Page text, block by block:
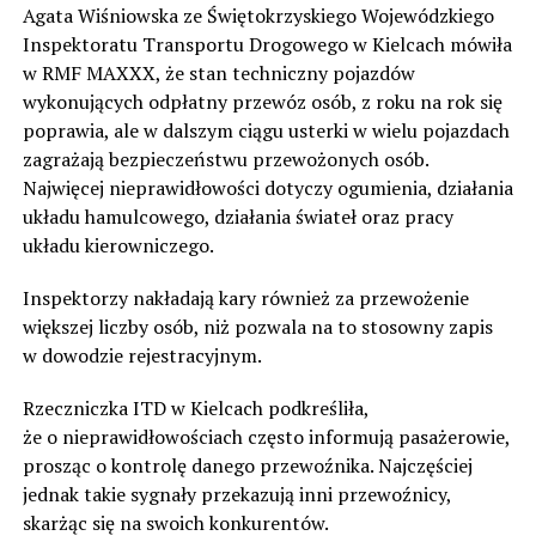
Agata Wiśniowska ze Świętokrzyskiego Wojewódzkiego
Inspektoratu Transportu Drogowego w Kielcach mówiła
w RMF MAXXX, że stan techniczny pojazdów
wykonujących odpłatny przewóz osób, z roku na rok się
poprawia, ale w dalszym ciągu usterki w wielu pojazdach
zagrażają bezpieczeństwu przewożonych osób.
Najwięcej nieprawidłowości dotyczy ogumienia, działania
układu hamulcowego, działania świateł oraz pracy
układu kierowniczego.
Inspektorzy nakładają kary również za przewożenie
większej liczby osób, niż pozwala na to stosowny zapis
w dowodzie rejestracyjnym.
Rzeczniczka ITD w Kielcach podkreśliła,
że o nieprawidłowościach często informują pasażerowie,
prosząc o kontrolę danego przewoźnika. Najczęściej
jednak takie sygnały przekazują inni przewoźnicy,
skarżąc się na swoich konkurentów.